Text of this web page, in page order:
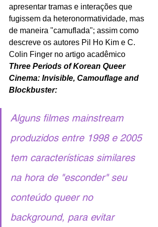
apresentar tramas e interações que
fugissem da heteronormatividade, mas
de maneira "camuflada"; assim como
descreve os autores Pil Ho Kim e C.
Colin Finger no artigo acadêmico
Three Periods of Korean Queer
Cinema: Invisible, Camouflage and
Blockbuster:
Alguns filmes mainstream
produzidos entre 1998 e 2005
tem características similares
na hora de "esconder" seu
conteúdo queer no
background, para evitar